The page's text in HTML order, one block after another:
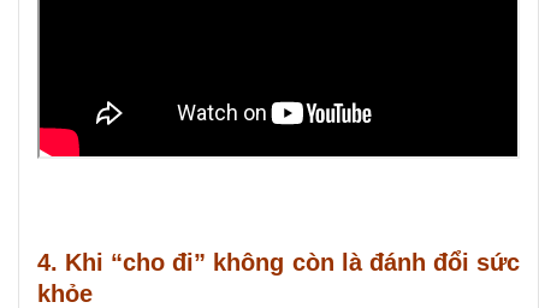
4. Khi “cho đi” không còn là đánh đổi sức
khỏe